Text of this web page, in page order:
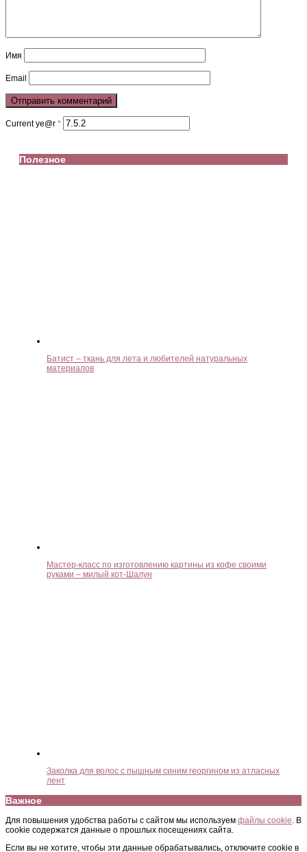
Имя
Email
Current ye@r *
Полезное
Батист – ткань для лета и любителей натуральных
материалов
Мастер-класс по изготовлению картины из кофе своими
руками – милый кот-Шалун
Заколка для волос с пышным синим георгином из атласных
лент
Важное
Для повышения удобства работы с сайтом мы используем файлы cookie. В
cookie содержатся данные о прошлых посещениях сайта.
Если вы не хотите, чтобы эти данные обрабатывались, отключите cookie в